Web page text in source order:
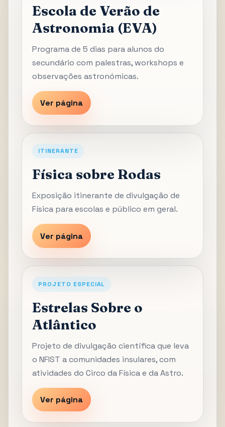
Escola de Verão de
Astronomia (EVA)
Programa de 5 dias para alunos do
secundário com palestras, workshops e
observações astronómicas.
Ver página
ITINERANTE
Física sobre Rodas
Exposição itinerante de divulgação de
Física para escolas e público em geral.
Ver página
PROJETO ESPECIAL
Estrelas Sobre o
Atlântico
Projeto de divulgação científica que leva
o NFIST a comunidades insulares, com
atividades do Circo da Física e da Astro.
Ver página